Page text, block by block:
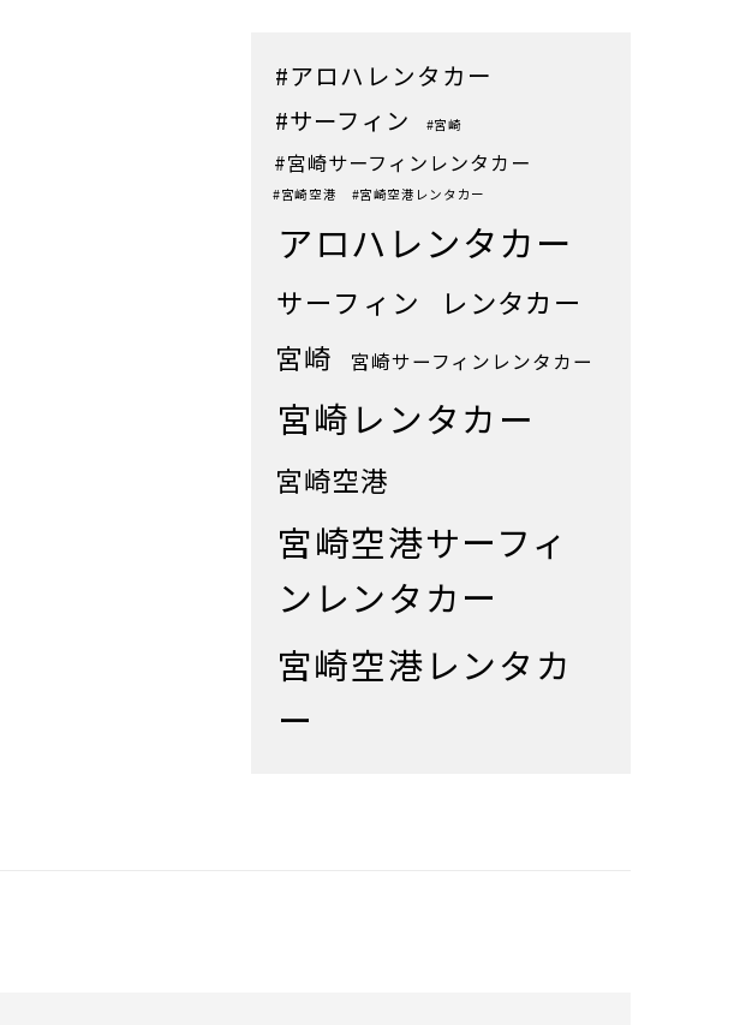
#アロハレンタカー
#サーフィン #宮崎
#宮崎サーフィンレンタカー
#宮崎空港 #宮崎空港レンタカー
アロハレンタカー
サーフィン
レンタカー
宮崎
宮崎サーフィンレンタカー
宮崎レンタカー
宮崎空港
宮崎空港サーフィ
ンレンタカー
宮崎空港レンタカ
ー